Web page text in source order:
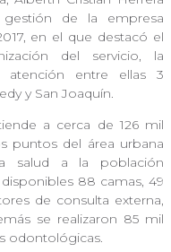
de la empresa
en el que destacó el
del servicio, la
entre ellas 3
y San Joaquín.
a cerca de 126 mil
puntos del área urbana
salud a la población
88 camas, 49
de consulta externa,
se realizaron 85 mil
odontológicas.